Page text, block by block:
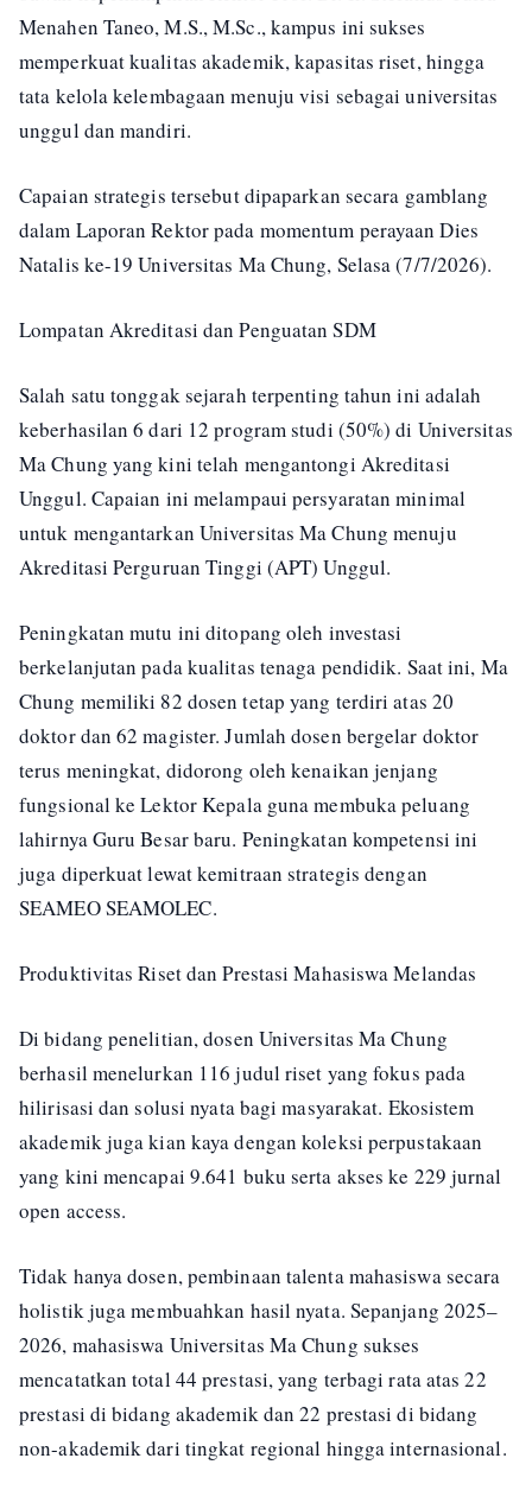
Menahen Taneo, M.S., M.Sc., kampus ini sukses
memperkuat kualitas akademik, kapasitas riset, hingga
tata kelola kelembagaan menuju visi sebagai universitas
unggul dan mandiri.
Capaian strategis tersebut dipaparkan secara gamblang
dalam Laporan Rektor pada momentum perayaan Dies
Natalis ke-19 Universitas Ma Chung, Selasa (7/7/2026).
Lompatan Akreditasi dan Penguatan SDM
Salah satu tonggak sejarah terpenting tahun ini adalah
keberhasilan 6 dari 12 program studi (50%) di Universitas
Ma Chung yang kini telah mengantongi Akreditasi
Unggul. Capaian ini melampaui persyaratan minimal
untuk mengantarkan Universitas Ma Chung menuju
Akreditasi Perguruan Tinggi (APT) Unggul.
Peningkatan mutu ini ditopang oleh investasi
berkelanjutan pada kualitas tenaga pendidik. Saat ini, Ma
Chung memiliki 82 dosen tetap yang terdiri atas 20
doktor dan 62 magister. Jumlah dosen bergelar doktor
terus meningkat, didorong oleh kenaikan jenjang
fungsional ke Lektor Kepala guna membuka peluang
lahirnya Guru Besar baru. Peningkatan kompetensi ini
juga diperkuat lewat kemitraan strategis dengan
SEAMEO SEAMOLEC.
Produktivitas Riset dan Prestasi Mahasiswa Melandas
Di bidang penelitian, dosen Universitas Ma Chung
berhasil menelurkan 116 judul riset yang fokus pada
hilirisasi dan solusi nyata bagi masyarakat. Ekosistem
akademik juga kian kaya dengan koleksi perpustakaan
yang kini mencapai 9.641 buku serta akses ke 229 jurnal
open access.
Tidak hanya dosen, pembinaan talenta mahasiswa secara
holistik juga membuahkan hasil nyata. Sepanjang 2025–
2026, mahasiswa Universitas Ma Chung sukses
mencatatkan total 44 prestasi, yang terbagi rata atas 22
prestasi di bidang akademik dan 22 prestasi di bidang
non-akademik dari tingkat regional hingga internasional.